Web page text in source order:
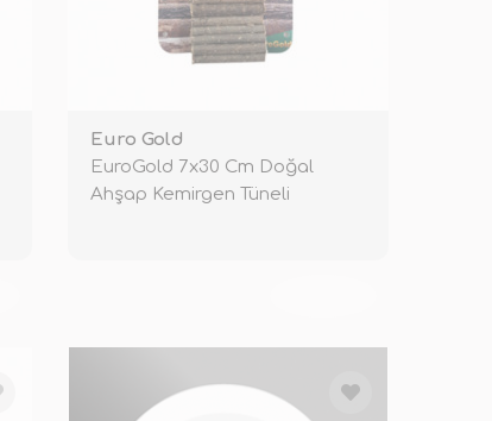
Euro Gold
EuroGold 7x30 Cm Doğal
Ahşap Kemirgen Tüneli